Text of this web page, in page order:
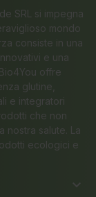
SRL si impegna
mondo
consiste in una
e una
offre
glutine,
e integratori
che non
nostra salute. La
ecologici e
keyboard_arrow_down